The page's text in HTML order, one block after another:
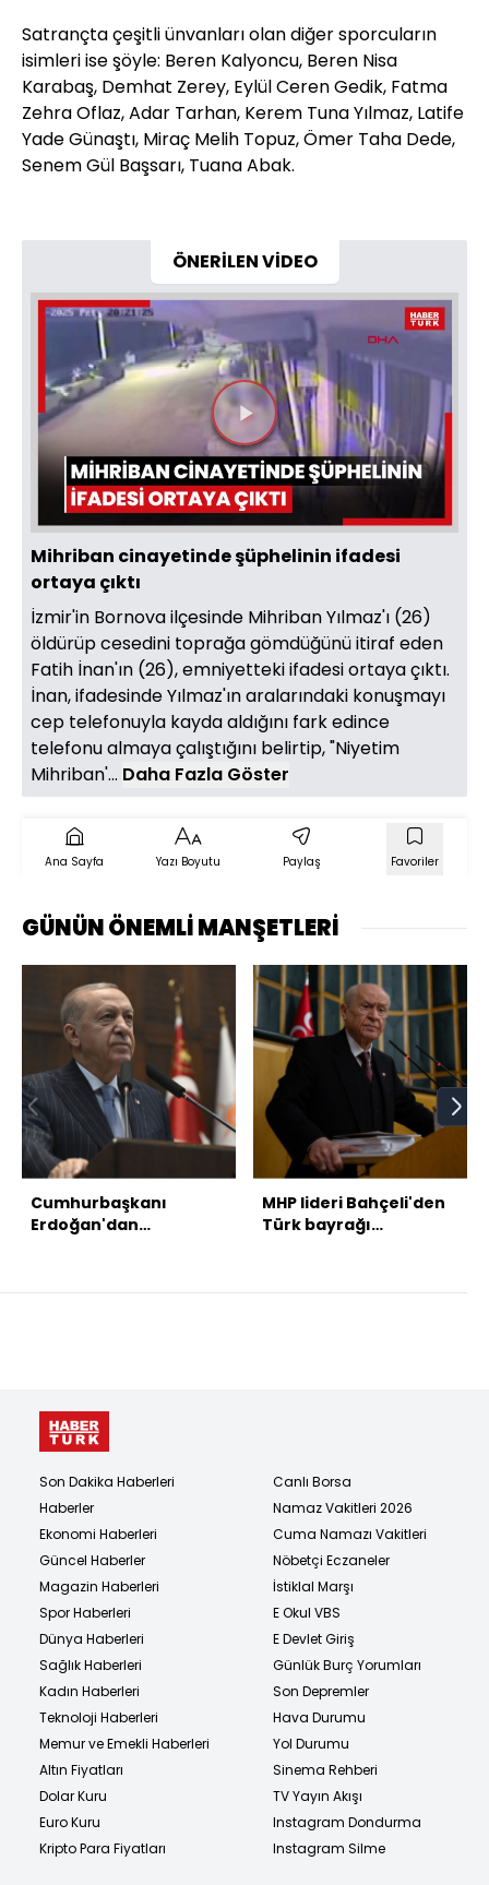
Satrançta çeşitli ünvanları olan diğer sporcuların
isimleri ise şöyle: Beren Kalyoncu, Beren Nisa
Karabaş, Demhat Zerey, Eylül Ceren Gedik, Fatma
Zehra Oflaz, Adar Tarhan, Kerem Tuna Yılmaz, Latife
Yade Günaştı, Miraç Melih Topuz, Ömer Taha Dede,
Senem Gül Başsarı, Tuana Abak.
ÖNERİLEN VİDEO
Videoyu
Oynat
Mihriban cinayetinde şüphelinin ifadesi
ortaya çıktı
İzmir'in Bornova ilçesinde Mihriban Yılmaz'ı (26)
öldürüp cesedini toprağa gömdüğünü itiraf eden
Fatih İnan'ın (26), emniyetteki ifadesi ortaya çıktı.
İnan, ifadesinde Yılmaz'ın aralarındaki konuşmayı
cep telefonuyla kayda aldığını fark edince
telefonu almaya çalıştığını belirtip, "Niyetim
Mihriban'... Daha Fazla Göster
Ana Sayfa Yazı Boyutu Paylaş Favoriler
GÜNÜN ÖNEMLİ MANŞETLERİ
Cumhurbaşkanı
Erdoğan'dan
MHP lideri Bahçeli'den
Türk bayrağı
ağırıdır, DEM Parti
Son Dakika Haberleri
Haberler
Ekonomi Haberleri
Güncel Haberler
Magazin Haberleri
Spor Haberleri
Dünya Haberleri
Sağlık Haberleri
Kadın Haberleri
Teknoloji Haberleri
Memur ve Emekli Haberleri
Altın Fiyatları
Dolar Kuru
Euro Kuru
Kripto Para Fiyatları
Canlı Borsa
Namaz Vakitleri 2026
Cuma Namazı Vakitleri
Nöbetçi Eczaneler
İstiklal Marşı
E Okul VBS
E Devlet Giriş
Günlük Burç Yorumları
Son Depremler
Hava Durumu
Yol Durumu
Sinema Rehberi
TV Yayın Akışı
Instagram Dondurma
Instagram Silme